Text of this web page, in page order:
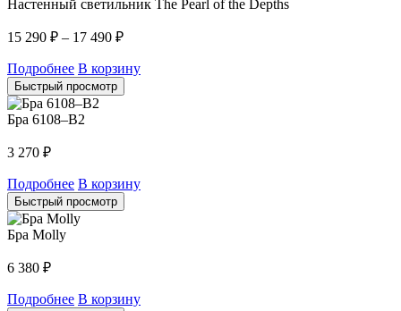
Настенный светильник The Pearl of the Depths
15 290 ₽ – 17 490 ₽
Подробнее В корзину
Быстрый просмотр
Бра 6108–B2
3 270 ₽
Подробнее В корзину
Быстрый просмотр
Бра Molly
6 380 ₽
Подробнее В корзину